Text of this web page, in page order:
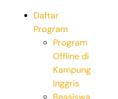
Daftar
Program
Program
Offline di
Kampung
Inggris